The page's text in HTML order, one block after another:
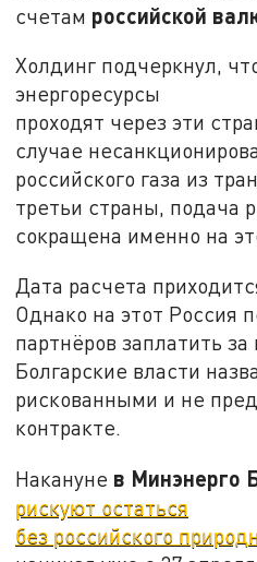
счетам российской
Холдинг подчеркнул,
энергоресурсы
проходят через эти
случае
российского газа из
третьи страны, подача
сокращена именно на
Дата расчета
Однако на этот Россия
партнёров заплатить за
Болгарские власти
рискованными и не
контракте.
Накануне в Минэнерго
рискуют остаться
без российского